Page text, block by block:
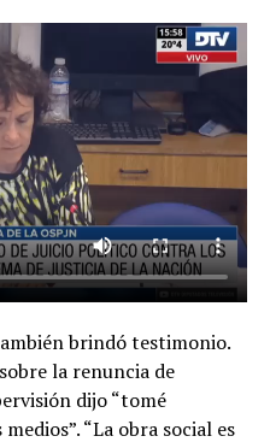
brindó testimonio.
la renuncia de
dijo “tomé
“La obra social es